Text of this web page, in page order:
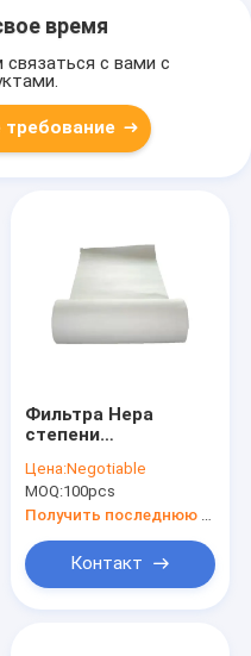
время
с вами с
Фильтра Hepa
степени
высокая
эффективность 120
материальная 5um
устойчивого под
Цена:Negotiable
MOQ:100pcs
Контакт